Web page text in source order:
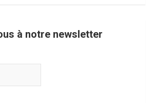
à notre newsletter